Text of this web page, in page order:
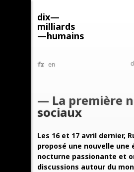
dix—
milliards
—humains
fr en
— La première
sociaux
Les 16 et 17 avril dernier,
proposé une nouvelle une
nocturne passionante et
discussions autour du